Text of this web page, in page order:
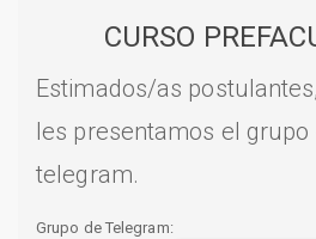
CURSO
Estimados/as
les presentamos el grupo
telegram.
Grupo de Telegram: